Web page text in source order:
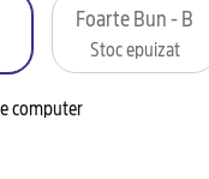
Foarte Bun - B
Stoc epuizat
computer